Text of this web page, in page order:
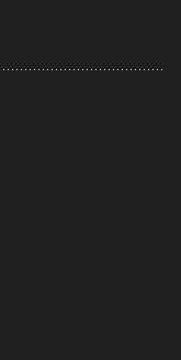
h 00
de Fait